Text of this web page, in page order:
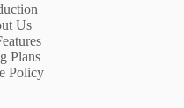
Us
Plans
Policy